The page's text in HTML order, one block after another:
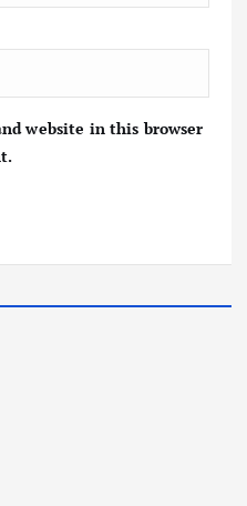
website in this browser